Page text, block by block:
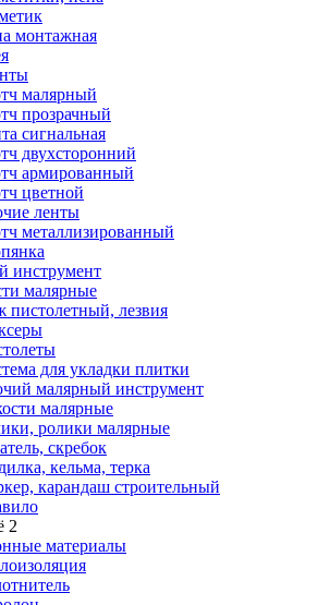
монтажная
малярный
прозрачный
сигнальная
двухсторонний
армированный
цветной
ленты
металлизированный
инструмент
малярные
пистолетный, лезвия
для укладки плитки
малярный инструмент
малярные
ролики малярные
скребок
кельма, терка
карандаш строительный
2
материалы